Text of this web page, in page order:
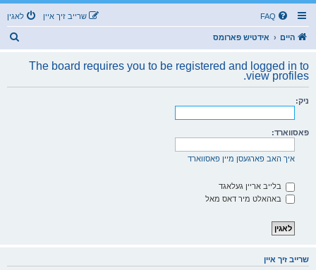
FAQ לאגין שרייב זיך איין
היים אידטיש פארומס
The board requires you to be registered and logged in to
view profiles.
ניק:
פאסווארד:
איך האב פארגעסן מיין פאסווארד
בלייב אריין געלאגד
באהאלט מיר דאס מאל
שרייב זיך איין